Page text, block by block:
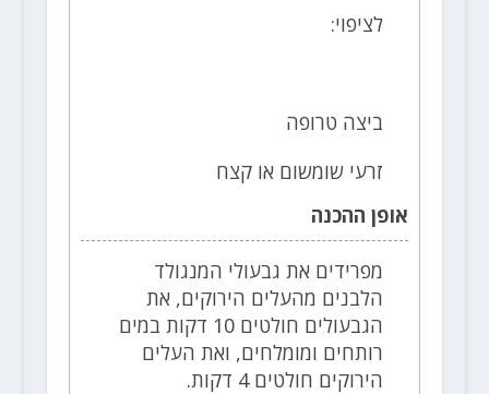
לציפוי:
ביצה טרופה
זרעי שומשום או קצח
אופן ההכנה
מפרידים את גבעולי המנגולד
הלבנים מהעלים הירוקים, את
הגבעולים חולטים 10 דקות במים
רותחים ומומלחים, ואת העלים
הירוקים חולטים 4 דקות.